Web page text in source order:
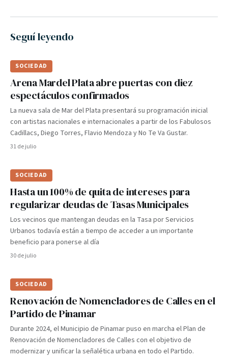
Seguí leyendo
SOCIEDAD
Arena Mardel Plata abre puertas con diez
espectáculos confirmados
La nueva sala de Mar del Plata presentará su programación inicial
con artistas nacionales e internacionales a partir de los Fabulosos
Cadillacs, Diego Torres, Flavio Mendoza y No Te Va Gustar.
31 de julio
SOCIEDAD
Hasta un 100% de quita de intereses para
regularizar deudas de Tasas Municipales
Los vecinos que mantengan deudas en la Tasa por Servicios
Urbanos todavía están a tiempo de acceder a un importante
beneficio para ponerse al día
30 de julio
SOCIEDAD
Renovación de Nomencladores de Calles en el
Partido de Pinamar
Durante 2024, el Municipio de Pinamar puso en marcha el Plan de
Renovación de Nomencladores de Calles con el objetivo de
modernizar y unificar la señalética urbana en todo el Partido.